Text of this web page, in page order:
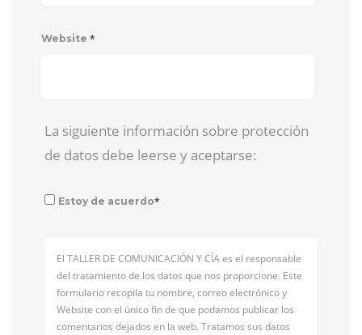
Website *
La siguiente información sobre protección
de datos debe leerse y aceptarse:
Estoy de acuerdo*
El TALLER DE COMUNICACIÓN Y CÍA es el responsable
del tratamiento de los datos que nos proporcione. Este
formulario recopila tu nombre, correo electrónico y
Website con el único fin de que podamos publicar los
comentarios dejados en la web. Tratamos sus datos